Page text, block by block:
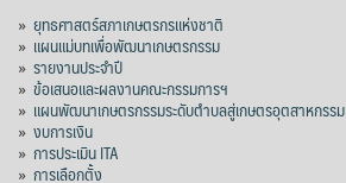
» ยุทธศาสตร์สภาเกษตรกรแห่งชาติ
» แผนแม่บทเพื่อพัฒนาเกษตรกรรม
» รายงานประจำปี
» ข้อเสนอและผลงานคณะกรรมการฯ
» แผนพัฒนาเกษตรกรรมระดับตำบลสู่เกษตรอุตสาหกรรม
» งบการเงิน
» การประเมิน ITA
» การเลือกตั้ง